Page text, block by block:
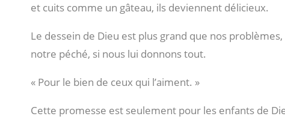
et cuits comme un gâteau, ils deviennent délicieux.
Le dessein de Dieu est plus grand que nos
notre péché, si nous lui donnons tout.
« Pour le bien de ceux qui l’aiment. »
Cette promesse est seulement pour les enfants de